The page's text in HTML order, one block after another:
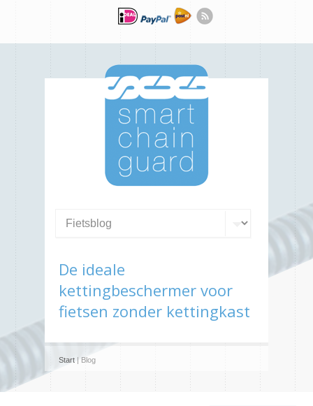
De ideale
kettingbeschermer voor
fietsen zonder kettingkast
Start | Blog